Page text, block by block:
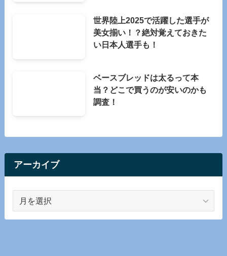
世界陸上2025で活躍した選手が
美女揃い！？絶対覚えておきた
い日本人選手も！
ベースブレッドは太るって本
当？どこで買うのが安いのかも
調査！
アーカイブ
カ